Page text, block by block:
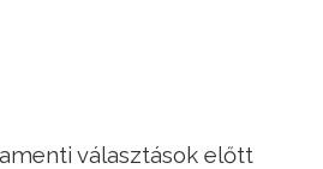
választások előtt